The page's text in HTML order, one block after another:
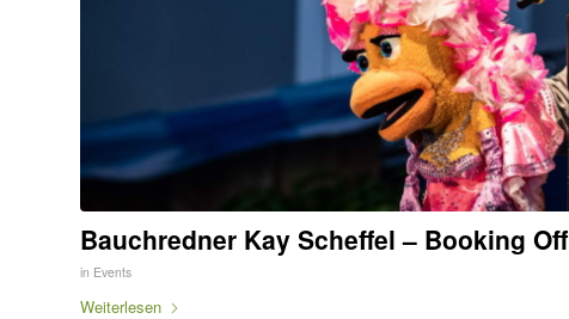
Bauchredner Kay Scheffel – Booking
in Events
Weiterlesen